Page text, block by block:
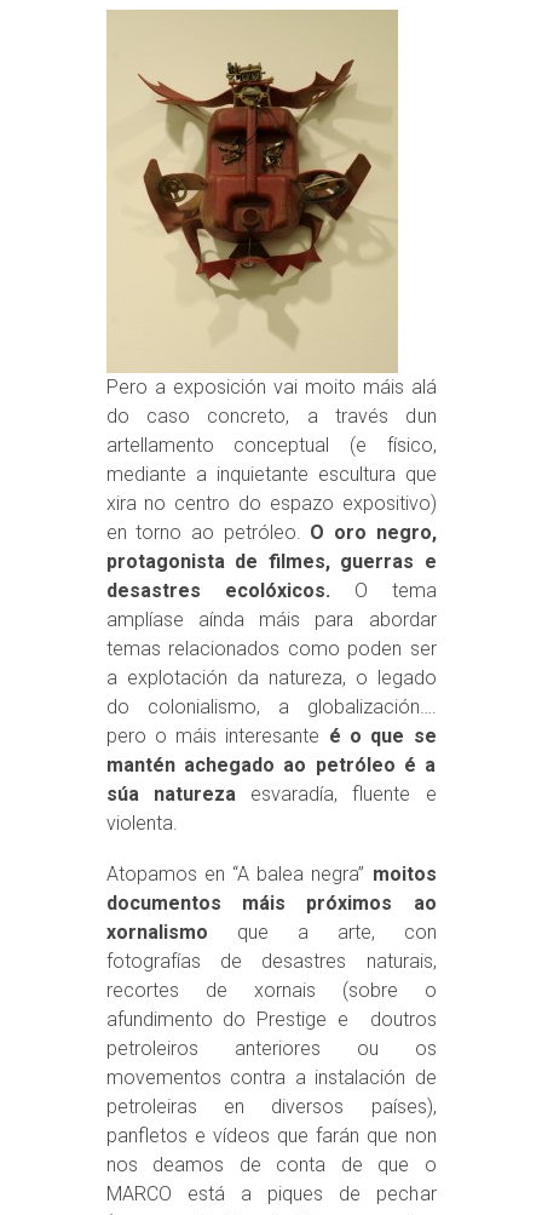
Pero a exposición vai moito máis alá
do caso concreto, a través dun
artellamento conceptual (e físico,
mediante a inquietante escultura que
xira no centro do espazo expositivo)
en torno ao petróleo. O oro negro,
protagonista de filmes, guerras e
desastres ecolóxicos. O tema
amplíase aínda máis para abordar
temas relacionados como poden ser
a explotación da natureza, o legado
do colonialismo, a globalización….
pero o máis interesante é o que se
mantén achegado ao petróleo é a
súa naturezaesvaradía, fluente e
violenta.
Atopamos en “A balea negra” moitos
documentos máis próximos ao
xornalismo que a arte, con
fotografías de desastres naturais,
recortes de xornais (sobre o
afundimento do Prestige e doutros
petroleiros anteriores ou os
movementos contra a instalación de
petroleiras en diversos países),
panfletos e vídeos que farán que non
nos deamos de conta de que o
MARCO está a piques de pechar